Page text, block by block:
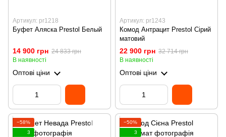
Артикул: pr1218
Буфет Аляска Prestol Белый
14 900 грн 24 833 грн
В наявності
Оптові ціни
Артикул: pr1243
Комод Антрацит Prestol Сірий
матовий
22 900 грн 32 714 грн
В наявності
Оптові ціни
−58%
3
−50%
3